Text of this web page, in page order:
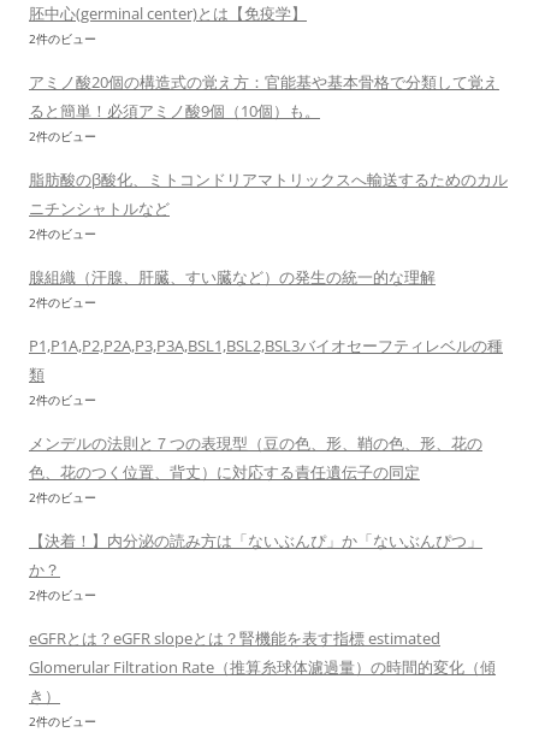
胚中心(germinal center)とは【免疫学】
2件のビュー
アミノ酸20個の構造式の覚え方：官能基や基本骨格で分類して覚え
ると簡単！必須アミノ酸9個（10個）も。
2件のビュー
脂肪酸のβ酸化、ミトコンドリアマトリックスへ輸送するためのカル
ニチンシャトルなど
2件のビュー
腺組織（汗腺、肝臓、すい臓など）の発生の統一的な理解
2件のビュー
P1,P1A,P2,P2A,P3,P3A,BSL1,BSL2,BSL3バイオセーフティレベルの種
類
2件のビュー
メンデルの法則と７つの表現型（豆の色、形、鞘の色、形、花の
色、花のつく位置、背丈）に対応する責任遺伝子の同定
2件のビュー
【決着！】内分泌の読み方は「ないぶんぴ」か「ないぶんぴつ」
か？
2件のビュー
eGFRとは？eGFR slopeとは？腎機能を表す指標 estimated
Glomerular Filtration Rate（推算糸球体濾過量）の時間的変化（傾
き）
2件のビュー